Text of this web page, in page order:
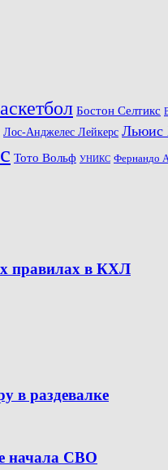
Бостон Селтикс
Лос-Анджелес Лейкерс Льюис
Тото Вольф УНИКС Фернандо
правилах в КХЛ
в раздевалке
начала СВО